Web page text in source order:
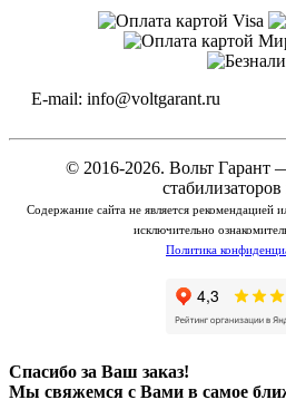
E-mail: info@voltgarant.ru
© 2016-2026. Вольт Гарант
Содержание сайта не является рекомендацией
исключительно
Политика
Спасибо за Ваш заказ!
Мы свяжемся с Вами в самое